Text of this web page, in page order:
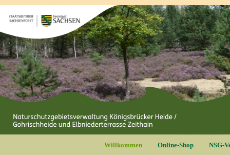
Willkommen Online-Shop NSG-